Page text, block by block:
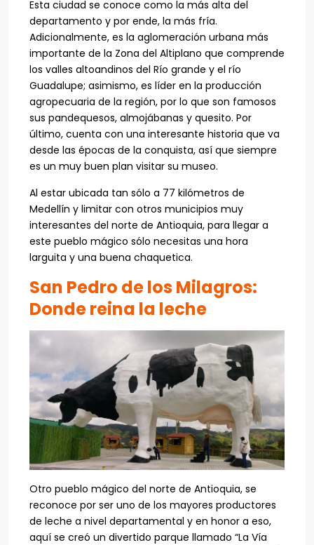
Esta ciudad se conoce como la más alta del
departamento y por ende, la más fría.
Adicionalmente, es la aglomeración urbana más
importante de la Zona del Altiplano que comprende
los valles altoandinos del Río grande y el río
Guadalupe; asimismo, es líder en la producción
agropecuaria de la región, por lo que son famosos
sus pandequesos, almojábanas y quesito. Por
último, cuenta con una interesante historia que va
desde las épocas de la conquista, así que siempre
es un muy buen plan visitar su museo.
Al estar ubicada tan sólo a 77 kilómetros de
Medellín y limitar con otros municipios muy
interesantes del norte de Antioquia, para llegar a
este pueblo mágico sólo necesitas una hora
larguita y una buena chaquetica.
San Pedro de los Milagros:
Donde reina la leche
Otro pueblo mágico del norte de Antioquia, se
reconoce por ser uno de los mayores productores
de leche a nivel departamental y en honor a eso,
aquí se creó un divertido parque llamado “La Vía